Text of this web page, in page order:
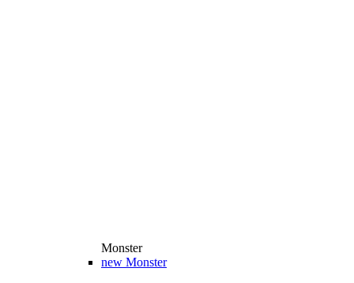
Monster
new Monster